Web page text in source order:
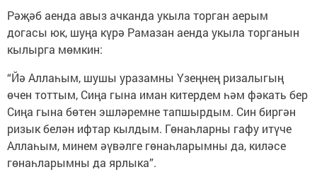
Рәҗәб аенда авыз ачканда укыла торган аерым
догасы юк, шуңа күрә Рамазан аенда укыла торганын
кылырга мөмкин:
“Йә Аллаһым, шушы уразамны Үзеңнең ризалыгың
өчен тоттым, Сиңа гына иман китердем һәм фәкать бер
Сиңа гына бөтен эшләремне тапшырдым. Син биргән
ризык белән ифтар кылдым. Гөнаһларны гафу итүче
Аллаһым, минем әүвәлге гөнаһларымны да, киләсе
гөнаһларымны да ярлыка”.